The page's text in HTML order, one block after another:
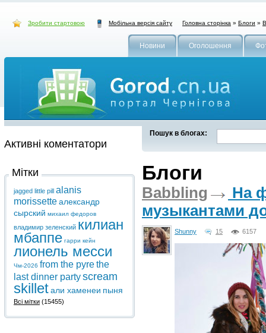
Зробити стартовою Мобільна версія сайту Головна сторінка » Блоги »
Новини Оголошення
Пошук в блогах:
Блоги
Babbling
На
музыкантами
Shunny 15 6157
Активні коментатори
Мітки
jagged little pill alanis
morissetteалександр
сырский михаил федоров
владимир зеленский килиан
мбаппе гарри кейн
лионель месси
Чм-2026 from the pyrethe
last dinner partyscream
skilletали хаменеи пыня
Всі мітки (15455)